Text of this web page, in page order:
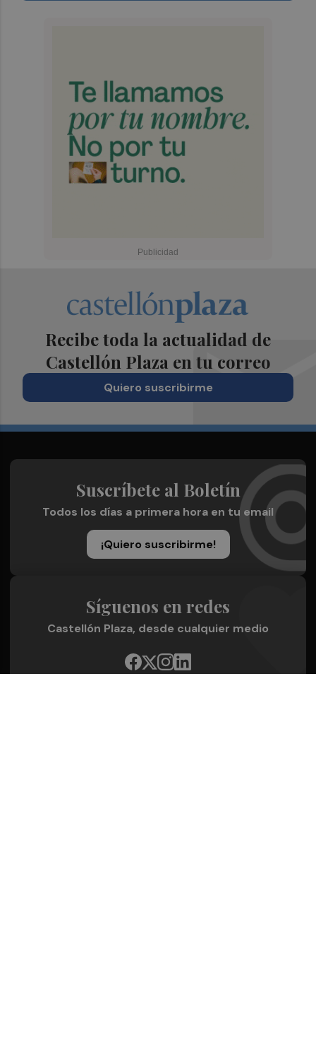
Recibe toda la actualidad de
Castellón Plaza en tu correo
Quiero suscribirme
Suscríbete al Boletín
Todos los días a primera hora en tu email
¡Quiero suscribirme!
Síguenos en redes
Castellón Plaza, desde cualquier medio